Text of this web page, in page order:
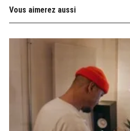
Vous aimerez aussi